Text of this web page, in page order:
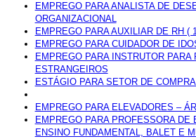
EMPREGO PARA ANALISTA DE
ORGANIZACIONAL
EMPREGO PARA AUXILIAR DE RH (
EMPREGO PARA CUIDADOR DE
EMPREGO PARA INSTRUTOR PARA
ESTRANGEIROS
ESTÁGIO PARA SETOR DE
EMPREGO PARA ELEVADORES –
EMPREGO PARA PROFESSORA DE
ENSINO FUNDAMENTAL, BALET E